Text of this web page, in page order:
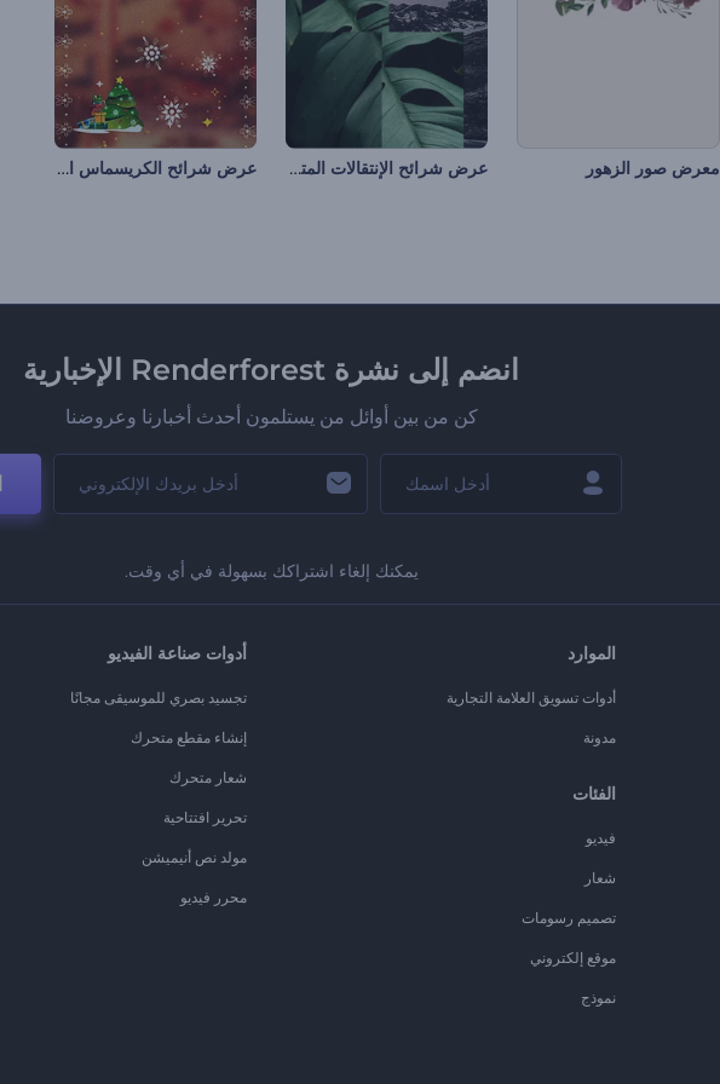
معرض صور الزهور عرض شرائح الإنتقالات المتجزئة عرض شرائح الكريسماس المتألق
انضم إلى نشرة Renderforest الإخبارية
كن من بين أوائل من يستلمون أحدث أخبارنا وعروضنا
يمكنك إلغاء اشتراكك بسهولة في أي وقت.
الموارد
أدوات تسويق العلامة التجارية
مدونة
الفئات
فيديو
شعار
تصميم رسومات
موقع إلكتروني
نموذج
أدوات صناعة الفيديو
تجسيد بصري للموسيقى مجانًا
إنشاء مقطع متحرك
شعار متحرك
تحرير افتتاحية
مولد نص أنيميشن
محرر فيديو